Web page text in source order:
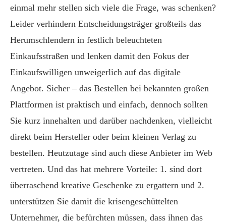
einmal mehr stellen sich viele die Frage, was schenken?
Leider verhindern Entscheidungsträger großteils das
Herumschlendern in festlich beleuchteten
Einkaufsstraßen und lenken damit den Fokus der
Einkaufswilligen unweigerlich auf das digitale
Angebot. Sicher – das Bestellen bei bekannten großen
Plattformen ist praktisch und einfach, dennoch sollten
Sie kurz innehalten und darüber nachdenken, vielleicht
direkt beim Hersteller oder beim kleinen Verlag zu
bestellen. Heutzutage sind auch diese Anbieter im Web
vertreten. Und das hat mehrere Vorteile: 1. sind dort
überraschend kreative Geschenke zu ergattern und 2.
unterstützen Sie damit die krisengeschüttelten
Unternehmer, die befürchten müssen, dass ihnen das